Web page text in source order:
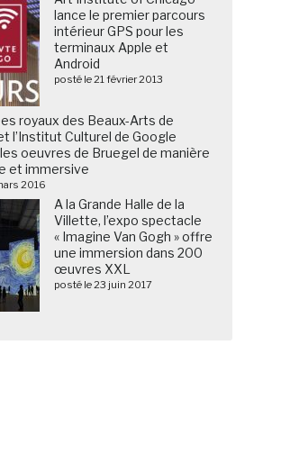
lance le premier parcours
intérieur GPS pour les
terminaux Apple et
Android
posté le 21 février 2013
royaux des Beaux-Arts de
l’Institut Culturel de Google
oeuvres de Bruegel de manière
et immersive
2016
A la Grande Halle de la
Villette, l’expo spectacle
« Imagine Van Gogh » offre
une immersion dans 200
œuvres XXL
posté le 23 juin 2017